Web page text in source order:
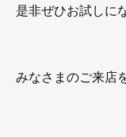
是非ぜひお試しに
みなさまのご来店